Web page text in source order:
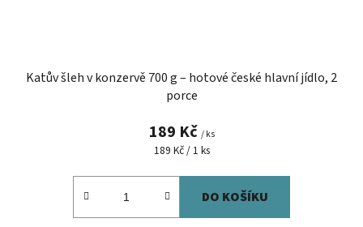
Katův šleh v konzervě 700 g – hotové české hlavní jídlo, 2
porce
189 Kč / ks
Měrná
189 Kč / 1 ks
DO KOŠÍKU